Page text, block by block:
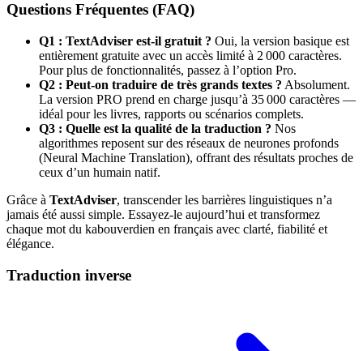
Questions Fréquentes (FAQ)
Q1 : TextAdviser est-il gratuit ? Oui, la version basique est
entièrement gratuite avec un accès limité à 2 000 caractères.
Pour plus de fonctionnalités, passez à l’option Pro.
Q2 : Peut-on traduire de très grands textes ? Absolument.
La version PRO prend en charge jusqu’à 35 000 caractères —
idéal pour les livres, rapports ou scénarios complets.
Q3 : Quelle est la qualité de la traduction ? Nos
algorithmes reposent sur des réseaux de neurones profonds
(Neural Machine Translation), offrant des résultats proches de
ceux d’un humain natif.
Grâce à TextAdviser, transcender les barrières linguistiques n’a
jamais été aussi simple. Essayez-le aujourd’hui et transformez
chaque mot du kabouverdien en français avec clarté, fiabilité et
élégance.
Traduction inverse